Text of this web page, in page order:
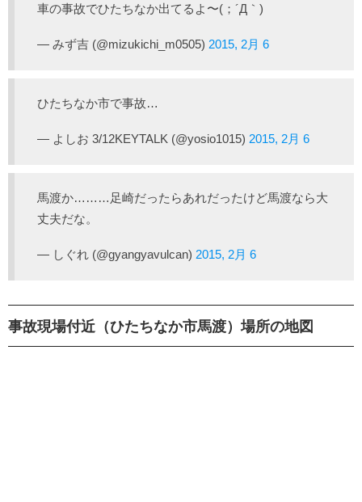
車の事故でひたちなか出てるよ〜(；´Д｀)
— みず吉 (@mizukichi_m0505) 2015, 2月 6
ひたちなか市で事故…
— よしお 3/12KEYTALK (@yosio1015) 2015, 2月 6
馬渡か………足崎だったらあれだったけど馬渡なら大
丈夫だな。
— しぐれ (@gyangyavulcan) 2015, 2月 6
事故現場付近（ひたちなか市馬渡）場所の地図